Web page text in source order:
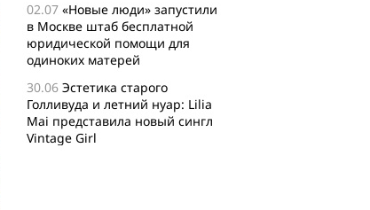
02.07 «Новые люди» запустили
в Москве штаб бесплатной
юридической помощи для
одиноких матерей
30.06 Эстетика старого
Голливуда и летний нуар: Lilia
Mai представила новый сингл
Vintage Girl